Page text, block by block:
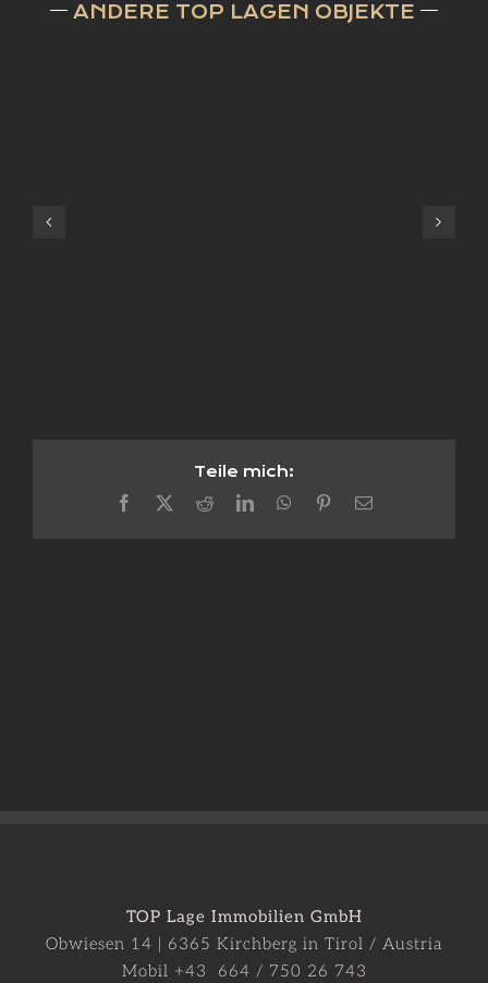
ANDERE TOP LAGEN OBJEKTE
Teile mich:
Facebook RedditLinkedInWhatsApp
Pinterest
E-
TOP Lage Immobilien GmbH
Obwiesen 14 | 6365 Kirchberg in Tirol / Austria
Mobil +43 664 / 750 26 743